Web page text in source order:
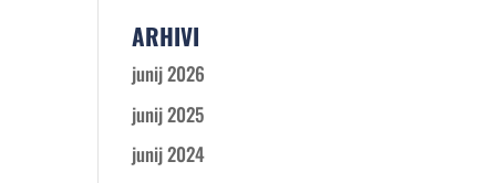
ARHIVI
junij 2026
junij 2025
junij 2024